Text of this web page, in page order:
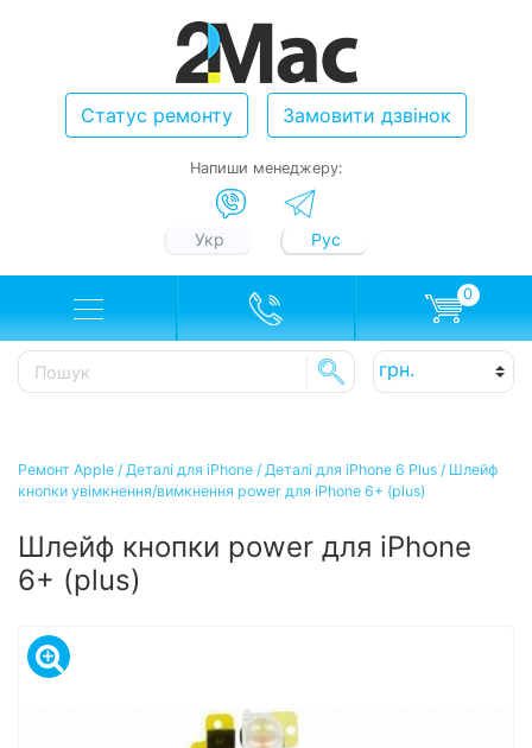
Статус ремонту Замовити дзвінок
Напиши менеджеру:
Укр Рус
0
Ремонт Apple / Деталі для iPhone / Деталі для iPhone 6 Plus / Шлейф
кнопки увімкнення/вимкнення power для iPhone 6+ (plus)
Шлейф кнопки power для iPhone
6+ (plus)